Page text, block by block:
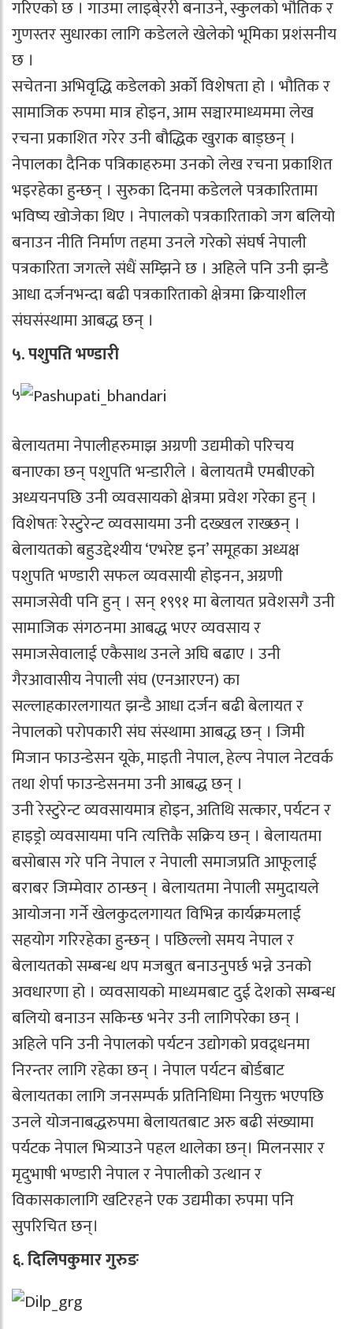
गरिएको छ । गाउमा लाइबे्ररी बनाउने, स्कुलको भौतिक र
गुणस्तर सुधारका लागि कडेलले खेलेको भूमिका प्रशंसनीय
छ ।
सचेतना अभिवृद्धि कडेलको अर्को विशेषता हो । भौतिक र
सामाजिक रुपमा मात्र होइन, आम सञ्चारमाध्यममा लेख
रचना प्रकाशित गरेर उनी बौद्धिक खुराक बाड्छन् ।
नेपालका दैनिक पत्रिकाहरुमा उनको लेख रचना प्रकाशित
भइरहेका हुन्छन् । सुरुका दिनमा कडेलले पत्रकारितामा
भविष्य खोजेका थिए । नेपालको पत्रकारिताको जग बलियो
बनाउन नीति निर्माण तहमा उनले गरेको संघर्ष नेपाली
पत्रकारिता जगत्ले संधैं सम्झिने छ । अहिले पनि उनी झन्डै
आधा दर्जनभन्दा बढी पत्रकारिताको क्षेत्रमा क्रियाशील
संघसंस्थामा आबद्ध छन् ।
५. पशुपति भण्डारी
५
बेलायतमा नेपालीहरुमाझ अग्रणी उद्यमीको परिचय
बनाएका छन् पशुपति भन्डारीले । बेलायतमै एमबीएको
अध्ययनपछि उनी व्यवसायको क्षेत्रमा प्रवेश गरेका हुन् ।
विशेषतः रेस्टुरेन्ट व्यवसायमा उनी दख्खल राख्छन् ।
बेलायतको बहुउद्देश्यीय ‘एभरेष्ट इन’ समूहका अध्यक्ष
पशुपति भण्डारी सफल व्यवसायी होइनन, अग्रणी
समाजसेवी पनि हुन् । सन् १९९१ मा बेलायत प्रवेशसगै उनी
सामाजिक संगठनमा आबद्ध भएर व्यवसाय र
समाजसेवालाई एकैसाथ उनले अघि बढाए । उनी
गैरआवासीय नेपाली संघ (एनआरएन) का
सल्लाहकारलगायत झन्डै आधा दर्जन बढी बेलायत र
नेपालको परोपकारी संघ संस्थामा आबद्ध छन् । जिमी
मिजान फाउन्डेसन यूके, माइती नेपाल, हेल्प नेपाल नेटवर्क
तथा शेर्पा फाउन्डेसनमा उनी आबद्ध छन् ।
उनी रेस्टुरेन्ट व्यवसायमात्र होइन, अतिथि सत्कार, पर्यटन र
हाइड्रो व्यवसायमा पनि त्यत्तिकै सक्रिय छन् । बेलायतमा
बसोबास गरे पनि नेपाल र नेपाली समाजप्रति आफूलाई
बराबर जिम्मेवार ठान्छन् । बेलायतमा नेपाली समुदायले
आयोजना गर्ने खेलकुदलगायत विभिन्न कार्यक्रमलाई
सहयोग गरिरहेका हुन्छन् । पछिल्लो समय नेपाल र
बेलायतको सम्बन्ध थप मजबुत बनाउनुपर्छ भन्ने उनको
अवधारणा हो । व्यवसायको माध्यमबाट दुई देशको सम्बन्ध
बलियो बनाउन सकिन्छ भनेर उनी लागिपरेका छन् ।
अहिले पनि उनी नेपालको पर्यटन उद्योगको प्रवद्र्धनमा
निरन्तर लागि रहेका छन् । नेपाल पर्यटन बोर्डबाट
बेलायतका लागि जनसम्पर्क प्रतिनिधिमा नियुक्त भएपछि
उनले योजनाबद्धरुपमा बेलायतबाट अरु बढी संख्यामा
पर्यटक नेपाल भित्र्याउने पहल थालेका छन्। मिलनसार र
मृदुभाषी भण्डारी नेपाल र नेपालीको उत्थान र
विकासकालागि खटिरहने एक उद्यमीका रुपमा पनि
सुपरिचित छन्।
६. दिलिपकुमार गुरुङ